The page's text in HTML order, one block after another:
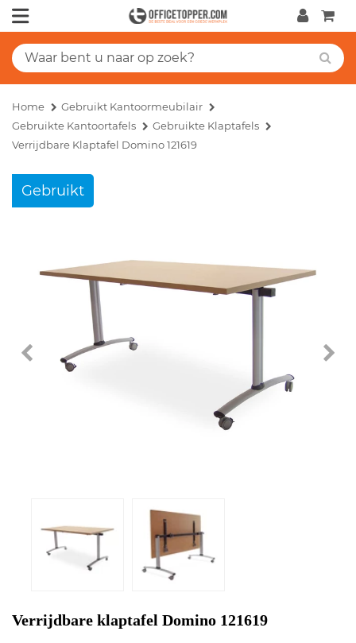
Home
Gebruikt Kantoormeubilair
Gebruikte Kantoortafels
Gebruikte Klaptafels
Verrijdbare Klaptafel Domino 121619
Gebruikt
Verrijdbare klaptafel Domino 121619